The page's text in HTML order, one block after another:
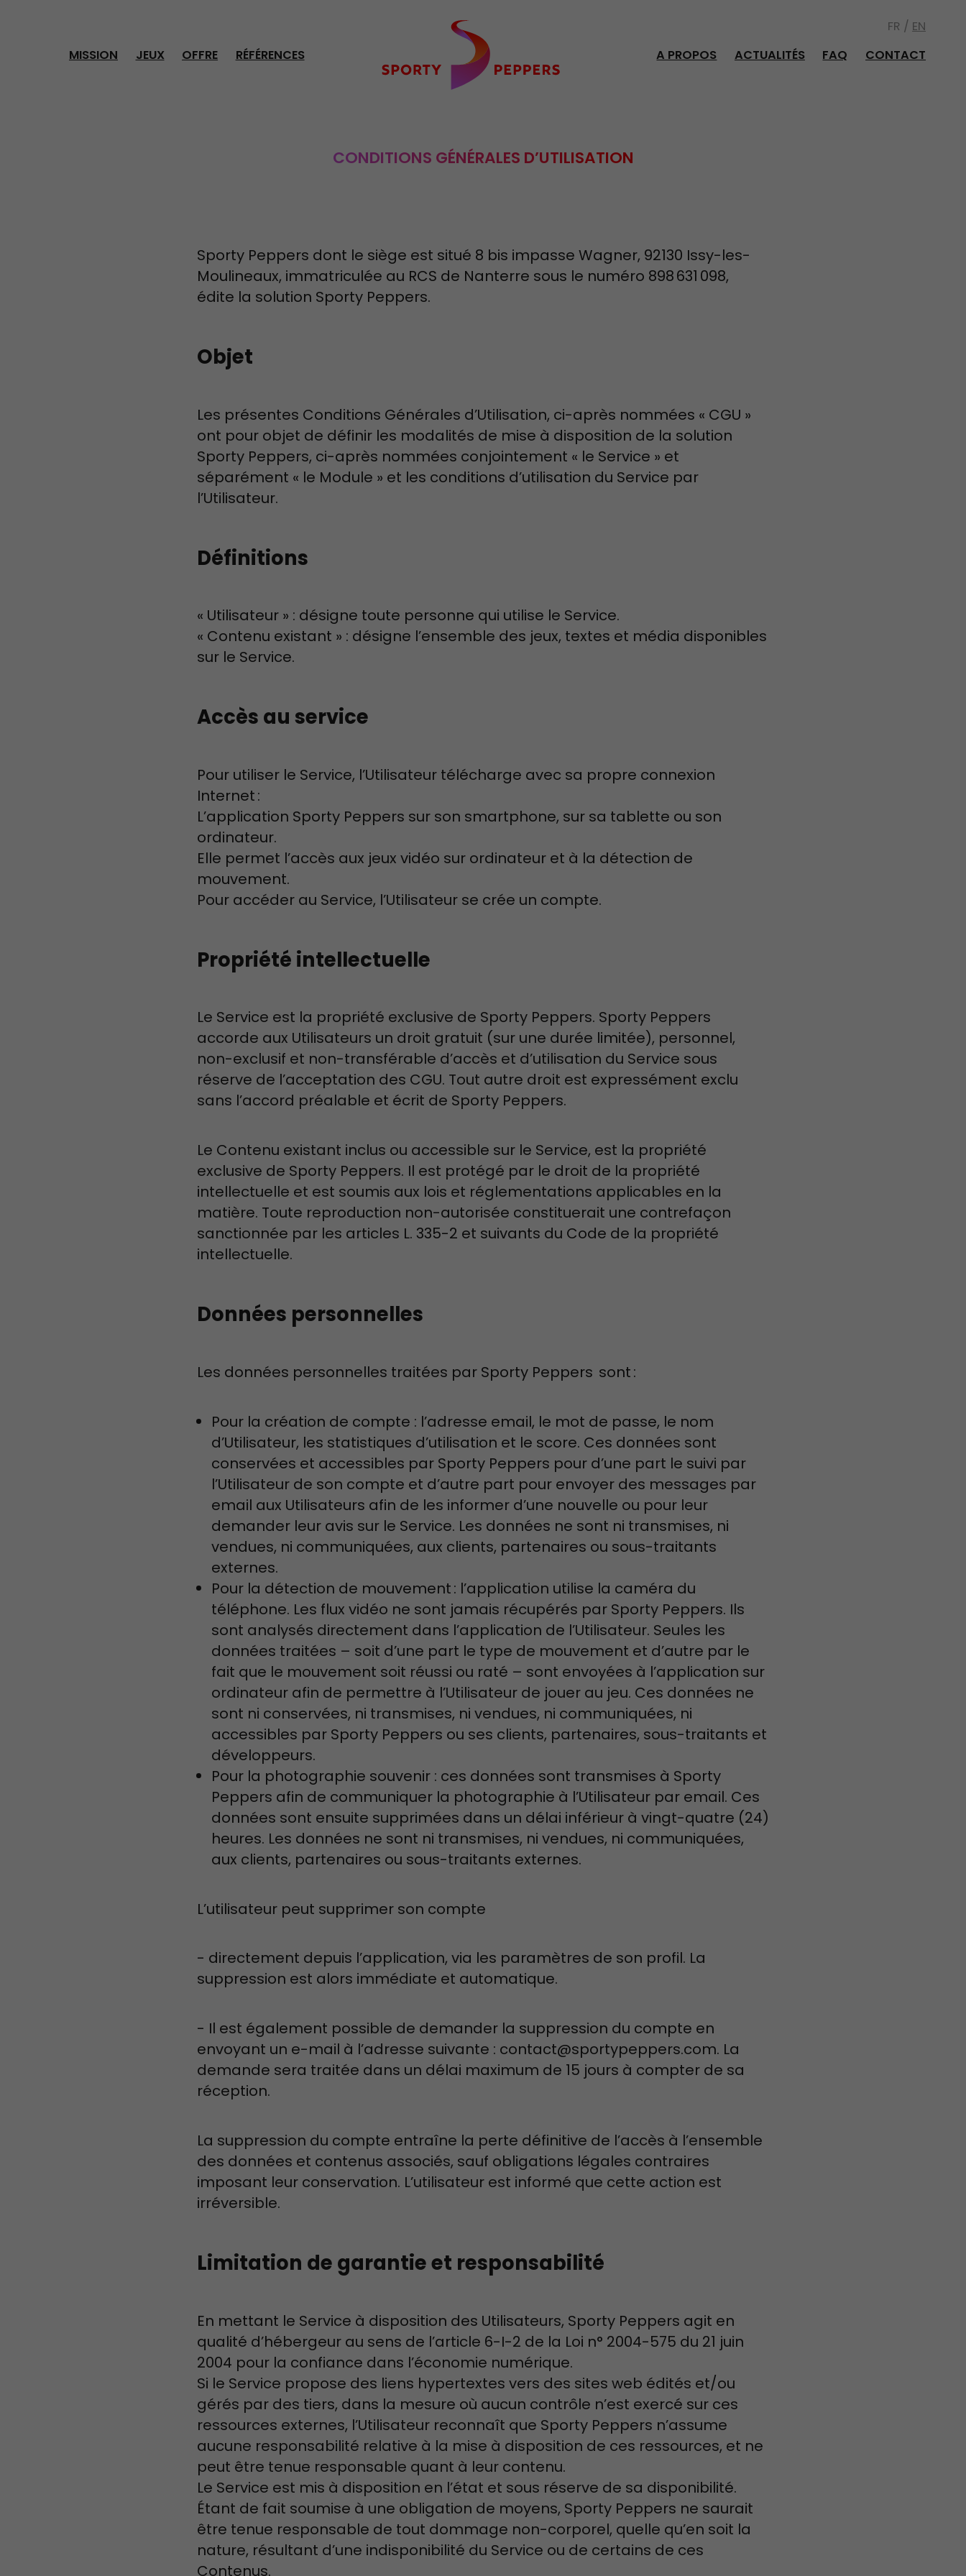
MISSION JEUX OFFRE RÉFÉRENCES A PROPOS ACTUALITÉS FAQ CONTACT
FR / EN
CONDITIONS GÉNÉRALES D’UTILISATION
Sporty Peppers dont le siège est situé 8 bis impasse Wagner, 92130 Issy-les-
Moulineaux, immatriculée au RCS de Nanterre sous le numéro 898 631 098,
édite la solution Sporty Peppers.
Objet
Les présentes Conditions Générales d’Utilisation, ci-après nommées « CGU »
ont pour objet de définir les modalités de mise à disposition de la solution
Sporty Peppers, ci-après nommées conjointement « le Service » et
séparément « le Module » et les conditions d’utilisation du Service par
l’Utilisateur.
Définitions
« Utilisateur » : désigne toute personne qui utilise le Service.
« Contenu existant » : désigne l’ensemble des jeux, textes et média disponibles
sur le Service.
Accès au service
Pour utiliser le Service, l’Utilisateur télécharge avec sa propre connexion
Internet :
L’application Sporty Peppers sur son smartphone, sur sa tablette ou son
ordinateur.
Elle permet l’accès aux jeux vidéo sur ordinateur et à la détection de
mouvement.
Pour accéder au Service, l’Utilisateur se crée un compte.
Propriété intellectuelle
Le Service est la propriété exclusive de Sporty Peppers. Sporty Peppers
accorde aux Utilisateurs un droit gratuit (sur une durée limitée), personnel,
non-exclusif et non-transférable d’accès et d’utilisation du Service sous
réserve de l’acceptation des CGU. Tout autre droit est expressément exclu
sans l’accord préalable et écrit de Sporty Peppers.
Le Contenu existant inclus ou accessible sur le Service, est la propriété
exclusive de Sporty Peppers. Il est protégé par le droit de la propriété
intellectuelle et est soumis aux lois et réglementations applicables en la
matière. Toute reproduction non-autorisée constituerait une contrefaçon
sanctionnée par les articles L. 335-2 et suivants du Code de la propriété
intellectuelle.
Données personnelles
Les données personnelles traitées par Sporty Peppers sont :
Pour la création de compte : l’adresse email, le mot de passe, le nom
d’Utilisateur, les statistiques d’utilisation et le score. Ces données sont
conservées et accessibles par Sporty Peppers pour d’une part le suivi par
l’Utilisateur de son compte et d’autre part pour envoyer des messages par
email aux Utilisateurs afin de les informer d’une nouvelle ou pour leur
demander leur avis sur le Service. Les données ne sont ni transmises, ni
vendues, ni communiquées, aux clients, partenaires ou sous-traitants
externes.
Pour la détection de mouvement : l’application utilise la caméra du
téléphone. Les flux vidéo ne sont jamais récupérés par Sporty Peppers. Ils
sont analysés directement dans l’application de l’Utilisateur. Seules les
données traitées – soit d’une part le type de mouvement et d’autre par le
fait que le mouvement soit réussi ou raté – sont envoyées à l’application sur
ordinateur afin de permettre à l’Utilisateur de jouer au jeu. Ces données ne
sont ni conservées, ni transmises, ni vendues, ni communiquées, ni
accessibles par Sporty Peppers ou ses clients, partenaires, sous-traitants et
développeurs.
Pour la photographie souvenir : ces données sont transmises à Sporty
Peppers afin de communiquer la photographie à l’Utilisateur par email. Ces
données sont ensuite supprimées dans un délai inférieur à vingt-quatre (24)
heures. Les données ne sont ni transmises, ni vendues, ni communiquées,
aux clients, partenaires ou sous-traitants externes.
L’utilisateur peut supprimer son compte
- directement depuis l’application, via les paramètres de son profil. La
suppression est alors immédiate et automatique.
- Il est également possible de demander la suppression du compte en
envoyant un e-mail à l’adresse suivante : contact@sportypeppers.com. La
demande sera traitée dans un délai maximum de 15 jours à compter de sa
réception.
La suppression du compte entraîne la perte définitive de l’accès à l’ensemble
des données et contenus associés, sauf obligations légales contraires
imposant leur conservation. L’utilisateur est informé que cette action est
irréversible.
Limitation de garantie et responsabilité
En mettant le Service à disposition des Utilisateurs, Sporty Peppers agit en
qualité d’hébergeur au sens de l’article 6-I-2 de la Loi n° 2004-575 du 21 juin
2004 pour la confiance dans l’économie numérique.
Si le Service propose des liens hypertextes vers des sites web édités et/ou
gérés par des tiers, dans la mesure où aucun contrôle n’est exercé sur ces
ressources externes, l’Utilisateur reconnaît que Sporty Peppers n’assume
aucune responsabilité relative à la mise à disposition de ces ressources, et ne
peut être tenue responsable quant à leur contenu.
Le Service est mis à disposition en l’état et sous réserve de sa disponibilité.
Étant de fait soumise à une obligation de moyens, Sporty Peppers ne saurait
être tenue responsable de tout dommage non-corporel, quelle qu’en soit la
nature, résultant d’une indisponibilité du Service ou de certains de ces
Contenus.